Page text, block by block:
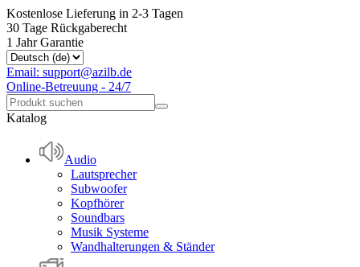
Kostenlose Lieferung in 2-3 Tagen
30 Tage Rückgaberecht
1 Jahr Garantie
Email: support@azilb.de
Online-Betreuung - 24/7
Katalog
Audio
Lautsprecher
Subwoofer
Kopfhörer
Soundbars
Musik Systeme
Wandhalterungen & Ständer